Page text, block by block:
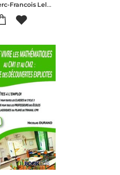
Pierre Clerc-Francois Lelievre-Andre Ouzoulias-Catherine Rivier-Emmanuel Sander-Ernest Robert-Brissiau